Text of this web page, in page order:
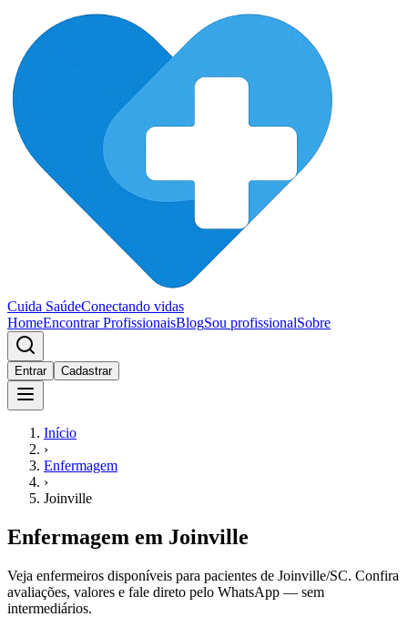
Cuida SaúdeConectando vidas
HomeEncontrar ProfissionaisBlogSou profissionalSobre
Entrar Cadastrar
Início
›
Enfermagem
›
Joinville
Enfermagem em Joinville
Veja enfermeiros disponíveis para pacientes de Joinville/SC. Confira
avaliações, valores e fale direto pelo WhatsApp — sem
intermediários.